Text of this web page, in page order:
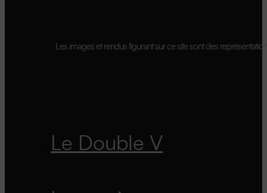
Les images et rendus figurant sur ce site sont des
Le Double V